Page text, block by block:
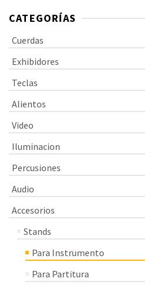
CATEGORÍAS
Cuerdas
Exhibidores
Teclas
Alientos
Video
Iluminacion
Percusiones
Audio
Accesorios
Stands
Para Instrumento
Para Partitura